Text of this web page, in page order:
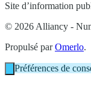
Site d’information
© 2026 Alliancy -
Propulsé parOmerlo.
Préférences de